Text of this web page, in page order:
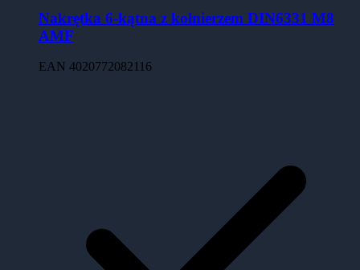
Nakrętka 6-kątna z kołnierzem DIN6331 M8
AMF
EAN 4020772082116